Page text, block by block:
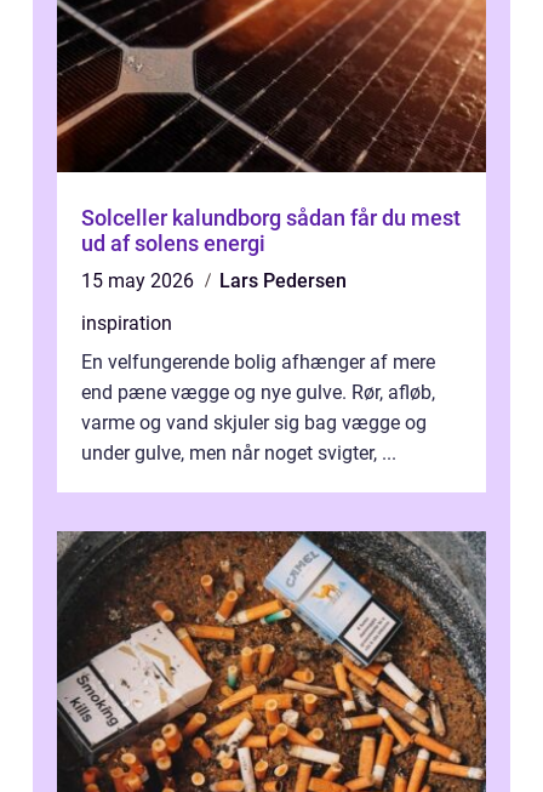
Solceller kalundborg sådan får du mest
ud af solens energi
15 may 2026
Lars Pedersen
inspiration
En velfungerende bolig afhænger af mere
end pæne vægge og nye gulve. Rør, afløb,
varme og vand skjuler sig bag vægge og
under gulve, men når noget svigter, ...